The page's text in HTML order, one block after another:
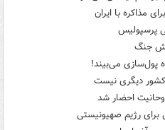
مذاکره با ایران
پرسپولیس
جنگ
پول‌سازی می‌بیند!
کشور دیگری نیست
احضار شد
رژیم صهیونیستی